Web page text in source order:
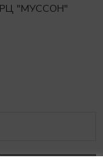
"МУССОН"